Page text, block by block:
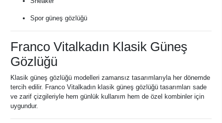
Spor güneş gözlüğü
Franco Vitalkadın Klasik Güneş
Gözlüğü
Klasik güneş gözlüğü modelleri zamansız tasarımlarıyla her dönemde
tercih edilir. Franco Vitalkadın klasik güneş gözlüğü tasarımları sade
ve zarif çizgileriyle hem günlük kullanım hem de özel kombinler için
uygundur.